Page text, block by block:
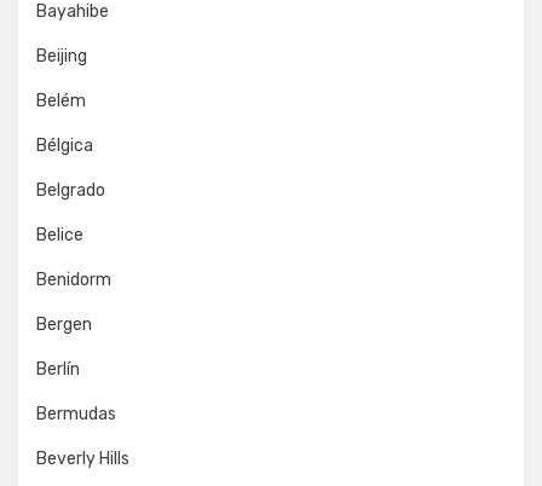
Bayahibe
Beijing
Belém
Bélgica
Belgrado
Belice
Benidorm
Bergen
Berlín
Bermudas
Beverly Hills